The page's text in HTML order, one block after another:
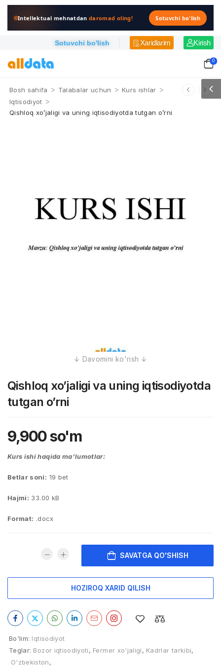
Intellektual mehnatdandaromad oling! Sotuvchi bo'lish
Sotuvchi bo'lish Xaridlarim Kirish
0
Bosh sahifa > Talabalar uchun > Kurs ishlar >
Iqtisodiyot >
Qishloq xo’jaligi va uning iqtisodiyotda tutgan o’rni
Qishloq xo’jaligi va uning iqtisodiyotda
tutgan o’rni
9,900so'm
Kurs ishi haqida ma’lumotlar:
Betlar soni: 19 bet
Hajmi: 33.00 kB
Format: .docx
SAVATGA QO'SHISH
HOZIROQ XARID QILISH
Bo'lim: Iqtisodiyot
Teglar: Bozor iqtisodiyoti, Fermer xo'jaligi, Kadrlar tarkibi,
O'zbekiston,